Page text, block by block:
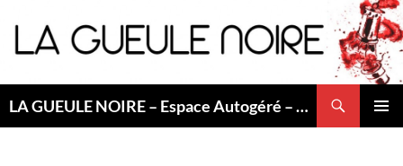
au
contenu
LA GUEULE NOIRE – Espace Autogéré – Saint Etienne